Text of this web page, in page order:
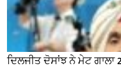
ਦਿਲਜੀਤ ਦੋਸਾਂਝ ਨੇ ਮੇਟ ਗਾਲਾ